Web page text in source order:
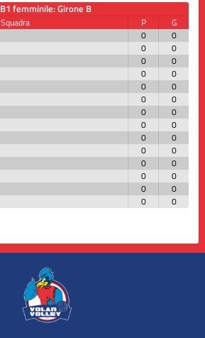
B1 femminile: Girone B
Squadra P
G
0
0
0
0
0
0
0
0
0
0
0
0
0
0
0
0
0
0
0
0
0
0
0
0
0
0
0 0